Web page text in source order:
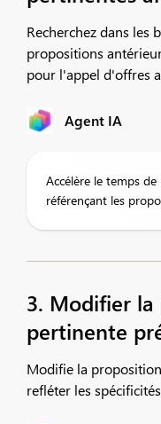
Recherchez dans les
propositions
pour l'appel d'offres
Agent IA
Accélère le temps
référençant les
3. Modifier
pertinente
Modifie la
refléter les